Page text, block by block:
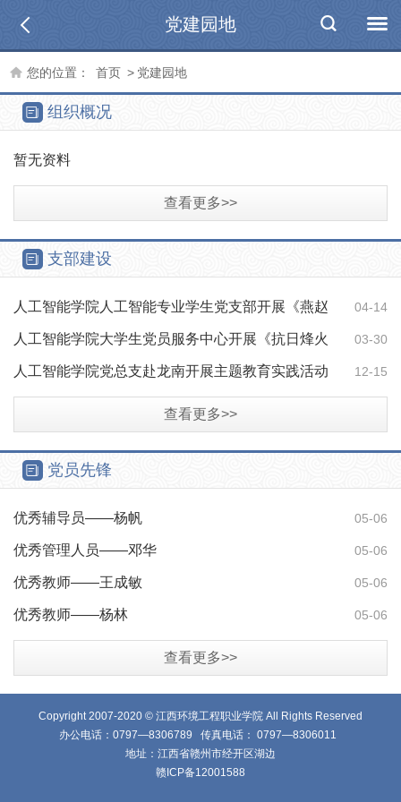
党建园地
您的位置： 首页 > 党建园地
组织概况
暂无资料
查看更多>>
支部建设
04-14
人工智能学院人工智能专业学生党支部开展《燕赵
烽火》红色观影活动 03-30
人工智能学院大学生党员服务中心开展《抗日烽火
中的李庄》红色观影活动 12-15
人工智能学院党总支赴龙南开展主题教育实践活动
查看更多>>
党员先锋
05-06
优秀辅导员——杨帆
05-06
优秀管理人员——邓华
05-06
优秀教师——王成敏
05-06
优秀教师——杨林
查看更多>>
Copyright 2007-2020 © 江西环境工程职业学院 All Rights Reserved
办公电话：0797—8306789 传真电话： 0797—8306011
地址：江西省赣州市经开区湖边
赣ICP备12001588